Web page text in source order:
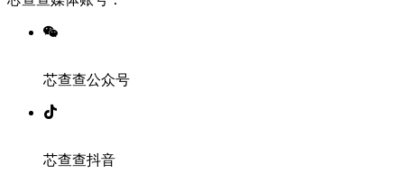
芯查查公众号
芯查查抖音